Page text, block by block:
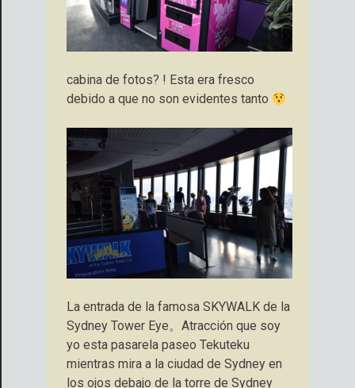
cabina de fotos? ! Esta era fresco
debido a que no son evidentes tanto
La entrada de la famosa SKYWALK de la
Sydney Tower Eye。Atracción que soy
yo esta pasarela paseo Tekuteku
mientras mira a la ciudad de Sydney en
los ojos debajo de la torre de Sydney